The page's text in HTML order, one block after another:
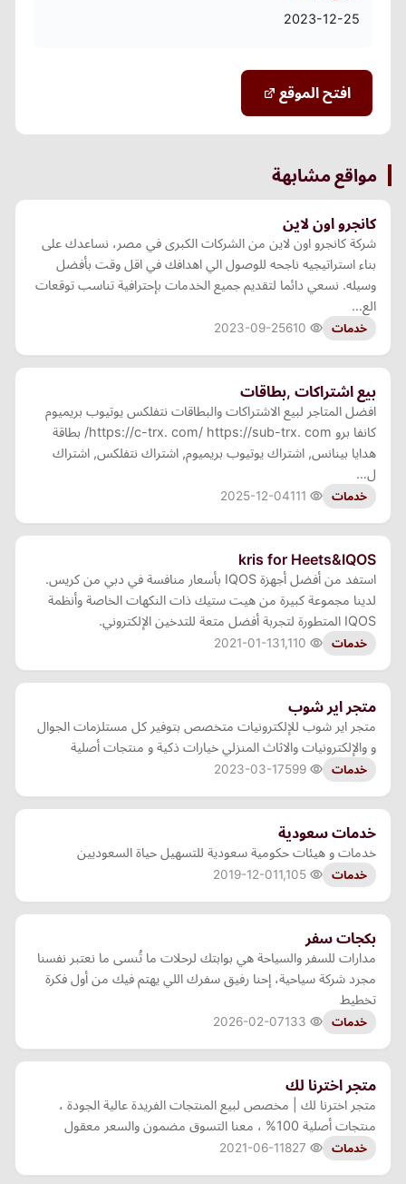
2023-12-25
افتح الموقع
مواقع مشابهة
كانجرو اون لاين
شركة كانجرو اون لاين من الشركات الكبرى في مصر، نساعدك على
بناء استراتيجيه ناجحه للوصول الي اهدافك في اقل وقت بأفضل
وسيله. نسعي دائما لتقديم جميع الخدمات بإحترافية تناسب توقعات
الع…
خدمات 2023-09-25
بيع اشتراكات ,بطاقات
افضل المتاجر لبيع الاشتراكات والبطاقات نتفلكس يوتيوب بريميوم
كانفا برو https://c-trx. com/ https://sub-trx. com/ بطاقة
هدايا بينانس, اشتراك يوتيوب بريميوم, اشتراك نتفلكس, اشتراك
ل…
خدمات 2025-12-04
kris for Heets&IQOS
استفد من أفضل أجهزة IQOS بأسعار منافسة في دبي من كريس.
لدينا مجموعة كبيرة من هيت ستيك ذات النكهات الخاصة وأنظمة
IQOS المتطورة لتجربة أفضل متعة للتدخين الإلكتروني.
خدمات 2021-01-13
متجر اير شوب
متجر اير شوب للإلكترونيات متخصص بتوفير كل مستلزمات الجوال
و والإلكترونيات والاثاث المنزلي خيارات ذكية و منتجات أصلية
خدمات 2023-03-17
خدمات سعودية
خدمات و هيئات حكومية سعودية للتسهيل حياة السعوديين
خدمات 2019-12-01
بكجات سفر
مدارات للسفر والسياحة هي بوابتك لرحلات ما تُنسى ما نعتبر نفسنا
مجرد شركة سياحية، إحنا رفيق سفرك اللي يهتم فيك من أول فكرة
تخطيط
خدمات 2026-02-07
متجر اخترنا لك
متجر اخترنا لك | مخصص لبيع المنتجات الفريدة عالية الجودة ،
منتجات أصلية 100% ، معنا التسوق مضمون والسعر معقول
خدمات 2021-06-11